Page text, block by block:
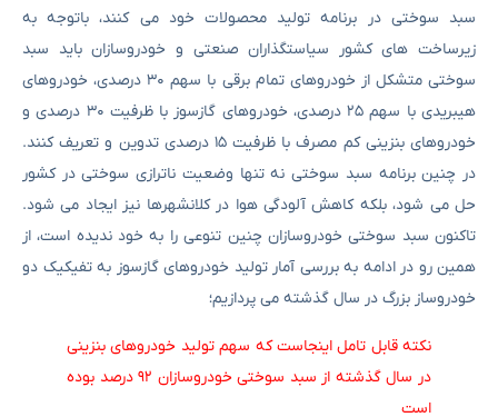
سبد سوختی در برنامه تولید محصولات خود می کنند، باتوجه به
زیرساخت های کشور سیاستگذاران صنعتی و خودروسازان باید سبد
سوختی متشکل از خودروهای تمام برقی با سهم ۳۰ درصدی، خودروهای
هیبریدی با سهم ۲۵ درصدی، خودروهای گازسوز با ظرفیت ۳۰ درصدی و
خودروهای بنزینی کم مصرف با ظرفیت ۱۵ درصدی تدوین و تعریف کنند.
در چنین برنامه سبد سوختی نه تنها وضعیت ناترازی سوختی در کشور
حل می شود، بلکه کاهش آلودگی هوا در کلانشهرها نیز ایجاد می شود.
تاکنون سبد سوختی خودروسازان چنین تنوعی را به خود ندیده است، از
همین رو در ادامه به بررسی آمار تولید خودروهای گازسوز به تفیکیک دو
خودروساز بزرگ در سال گذشته می پردازیم؛
نکته قابل تامل اینجاست که سهم تولید خودروهای بنزینی
در سال گذشته از سبد سوختی خودروسازان ۹۲ درصد بوده
است